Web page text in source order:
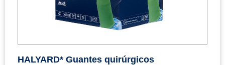
HALYARD* Guantes quirúrgicos